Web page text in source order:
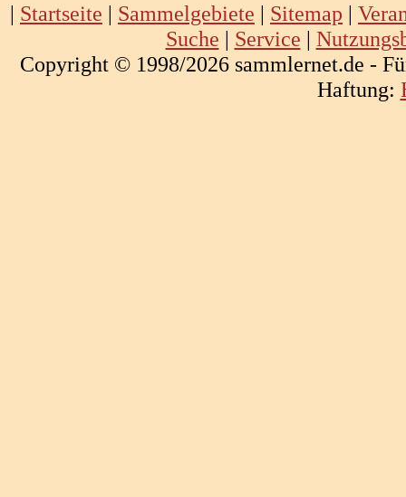
| Startseite | Sammelgebiete | Sitemap |
Suche | Service |
Copyright © 1998/2026 sammlernet.de -
Haftung: